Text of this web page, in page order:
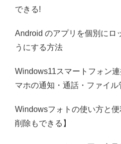
できる!
Android のアプリを個別にロ
うにする方法
Windows11スマートフォン
マホの通知・通話・ファイル
Windowsフォトの使い方と
削除もできる】